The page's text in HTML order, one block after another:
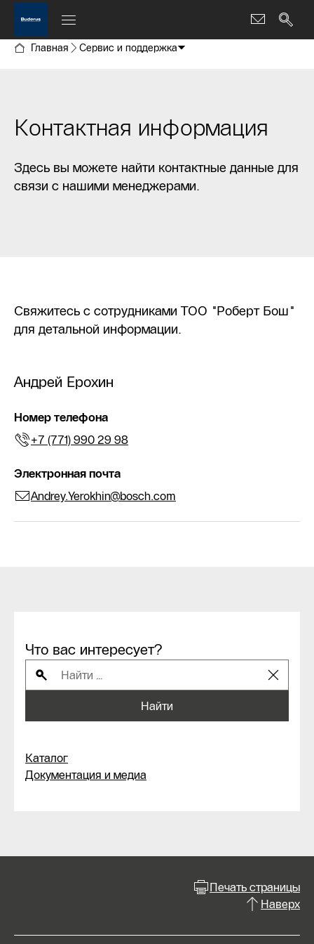
Главная Сервис и поддержка
Контактная информация
Здесь вы можете найти контактные данные для
связи с нашими менеджерами.
Свяжитесь с сотрудниками ТОО "Роберт Бош"
для детальной информации.
Андрей Ерохин
Номер телефона
+7 (771) 990 29 98
Электронная почта
Andrey.Yerokhin@bosch.com
Что вас интересует?
Найти
Каталог
Документация и медиа
Печать страницы
Наверх